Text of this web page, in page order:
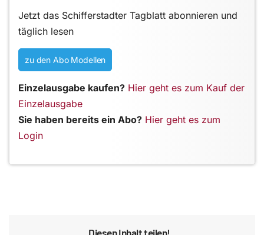
Jetzt das Schifferstadter Tagblatt abonnieren und
täglich lesen
zu den Abo Modellen
Einzelausgabe kaufen? Hier geht es zum Kauf der
Einzelausgabe
Sie haben bereits ein Abo? Hier geht es zum
Login
Diesen Inhalt teilen!